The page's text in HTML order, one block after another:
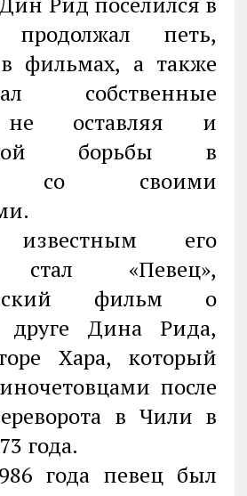
петь,
фильмах, а также
собственные
оставляя и
борьбы в
со своими
известным его
стал «Певец»,
фильм о
друге Дина Рида,
Хара, который
после
в Чили в
года.
года певец был